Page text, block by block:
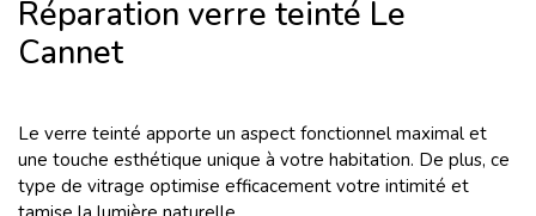
Réparation verre teinté Le
Cannet
Le verre teinté apporte un aspect fonctionnel maximal et
une touche esthétique unique à votre habitation. De plus, ce
type de vitrage optimise efficacement votre intimité et